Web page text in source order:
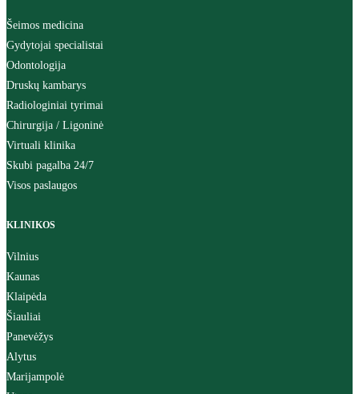
Šeimos medicina
Gydytojai specialistai
Odontologija
Druskų kambarys
Radiologiniai tyrimai
Chirurgija / Ligoninė
Virtuali klinika
Skubi pagalba 24/7
Visos paslaugos
KLINIKOS
Vilnius
Kaunas
Klaipėda
Šiauliai
Panevėžys
Alytus
Marijampolė